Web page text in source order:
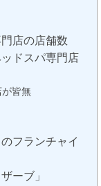
店の店舗数
ドスパ専門店
皆無
フランチャイ
ーブ」